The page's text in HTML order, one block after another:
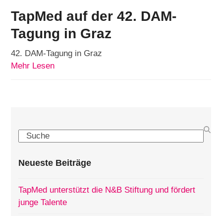
TapMed auf der 42. DAM-
Tagung in Graz
42. DAM-Tagung in Graz
Mehr Lesen
Search
Neueste Beiträge
TapMed unterstützt die N&B Stiftung und fördert
junge Talente